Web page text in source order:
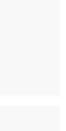
Parliament: